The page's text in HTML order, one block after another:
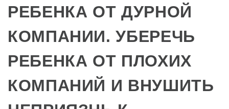
РЕБЕНКА ОТ ДУРНОЙ
КОМПАНИИ. УБЕРЕЧЬ
РЕБЕНКА ОТ ПЛОХИХ
КОМПАНИЙ И ВНУШИТЬ